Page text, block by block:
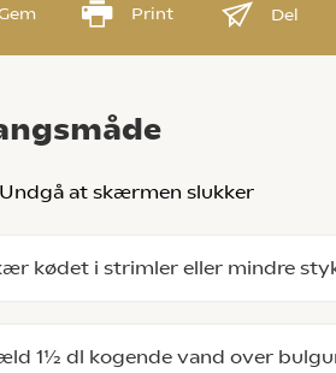
Print Del
Undgå at skærmen slukker
kødet i strimler eller mindre
1½ dl kogende vand over